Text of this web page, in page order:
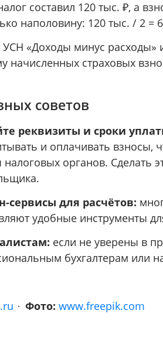
составил 120 тыс. ₽, а
наполовину: 120 тыс. / 2 =
УСН «Доходы минус
начисленных страховых
советов
реквизиты и сроки
и оплачивать взносы,
налоговых органов. Сделать
сервисы для расчётов:
удобные инструменты
если не уверены в
бухгалтерам или
Фото: www.freepik.com